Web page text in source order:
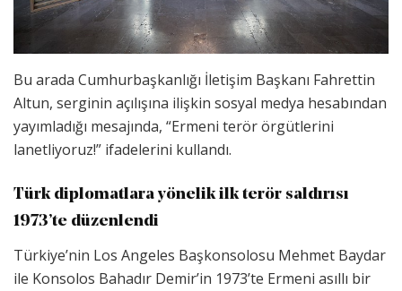
Bu arada Cumhurbaşkanlığı İletişim Başkanı Fahrettin
Altun, serginin açılışına ilişkin sosyal medya hesabından
yayımladığı mesajında, “Ermeni terör örgütlerini
lanetliyoruz!” ifadelerini kullandı.
Türk diplomatlara yönelik ilk terör saldırısı
1973’te düzenlendi
Türkiye’nin Los Angeles Başkonsolosu Mehmet Baydar
ile Konsolos Bahadır Demir’in 1973’te Ermeni asıllı bir